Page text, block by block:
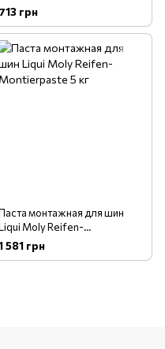
Tyre Fix 750 мл
713 грн
монтажная для шин
Moly Reifen-
5 кг
581 грн